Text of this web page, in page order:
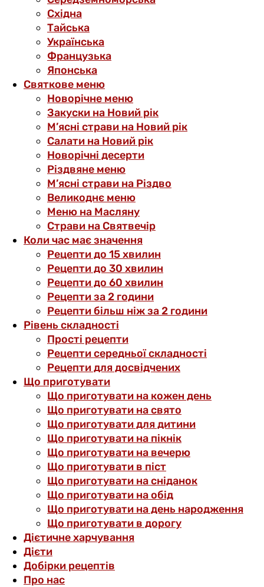
Східна
Тайська
Українська
Французька
Японська
Святкове меню
Новорічне меню
Закуски на Новий рік
М’ясні страви на Новий рік
Салати на Новий рік
Новорічні десерти
Різдвяне меню
М’ясні страви на Різдво
Великоднє меню
Меню на Масляну
Страви на Святвечір
Коли час має значення
Рецепти до 15 хвилин
Рецепти до 30 хвилин
Рецепти до 60 хвилин
Рецепти за 2 години
Рецепти більш ніж за 2 години
Рівень складності
Прості рецепти
Рецепти середньої складності
Рецепти для досвідчених
Що приготувати
Що приготувати на кожен день
Що приготувати на свято
Що приготувати для дитини
Що приготувати на пікнік
Що приготувати на вечерю
Що приготувати в піст
Що приготувати на сніданок
Що приготувати на обід
Що приготувати на день народження
Що приготувати в дорогу
Дієтичне харчування
Дієти
Добірки рецептів
Про нас